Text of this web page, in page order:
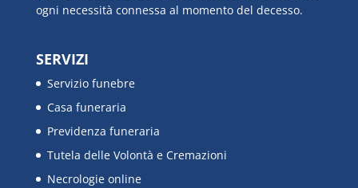
ogni necessità connessa al momento del decesso.
SERVIZI
Servizio funebre
Casa funeraria
Previdenza funeraria
Tutela delle Volontà e Cremazioni
Necrologie online